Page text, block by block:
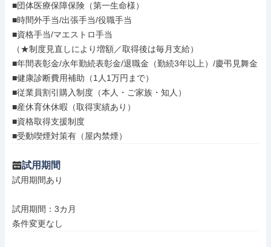
■団体医療保障保険（第一生命様）
■時間外手当/出張手当/役職手当
■資格手当/マエストロ手当
（★制度見直しにより増額／取得後は毎月支給）
■年間表彰金/永年勤続表彰金/退職金（勤続3年以上）/慶弔見舞金
■健康診断費用補助（1人1万円まで）
■従業員割引購入制度（本人・ご家族・知人）
■産休育休休暇（取得実績あり）
■資格取得支援制度
■受動喫煙対策有（屋内禁煙）
試用期間
試用期間あり
試用期間：3カ月
条件変更なし